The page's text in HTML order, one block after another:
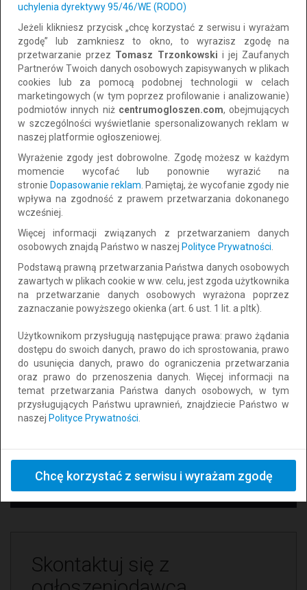
sposób wymienić na nagrody:
- Doładowanie telefonu od 4000 pkt
- Zalando 25 zł od 5000 pkt
- Fundacja od 5000 pkt
- Bidon od 8000 pkt
- Kubek termiczny od 9000 pkt
- Zalando 50 zł od 10000 pkt
- Przelew bankowy 50 zł od 10000 pkt
Kategoria:
Praca Sezonowa / dorywcza
Typ transakcji:
Inne
Oferta od:
Osoby prywatnej
Miejscowość:
Łódź
E-mail:
cezaryklimczyk@mail.com
Skontaktuj się z
uchylenia dyrektywy 95/46/WE (RODO)
Jeżeli klikniesz przycisk „chcę korzystać z serwisu i wyrażam
zgodę” lub zamkniesz to okno, to wyrazisz zgodę na
przetwarzanie przez Tomasz Trzonkowski i jej Zaufanych
Partnerów Twoich danych osobowych zapisywanych w plikach
cookies lub za pomocą podobnej technologii w celach
marketingowych (w tym poprzez profilowanie i analizowanie)
podmiotów innych niż centrumogloszen.com, obejmujących
w szczególności wyświetlanie spersonalizowanych reklam w
naszej platformie ogłoszeniowej.
Wyrażenie zgody jest dobrowolne. Zgodę możesz w każdym
momencie wycofać lub ponownie wyrazić na
stronie Dopasowanie reklam . Pamiętaj, że wycofanie zgody nie
wpływa na zgodność z prawem przetwarzania dokonanego
wcześniej.
Więcej informacji związanych z przetwarzaniem danych
osobowych znajdą Państwo w naszej Polityce Prywatności
Podstawą prawną przetwarzania Państwa danych osobowych
zawartych w plikach cookie w ww. celu, jest zgoda użytkownika
na przetwarzanie danych osobowych wyrażona poprzez
zaznaczanie powyższego okienka (art. 6 ust. 1 lit. a pltk).
Użytkownikom przysługują następujące prawa: prawo żądania
dostępu do swoich danych, prawo do ich sprostowania, prawo
do usunięcia danych, prawo do ograniczenia przetwarzania
oraz prawo do przenoszenia danych. Więcej informacji na
temat przetwarzania Państwa danych osobowych, w tym
przysługujących Państwu uprawnień, znajdziecie Państwo w
naszej Polityce Prywatności
Chcę korzystać z serwisu i wyrażam zgodę